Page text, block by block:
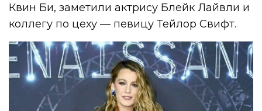
Квин Би, заметили актрису Блейк Лайвли и
коллегу по цеху — певицу Тейлор Свифт.